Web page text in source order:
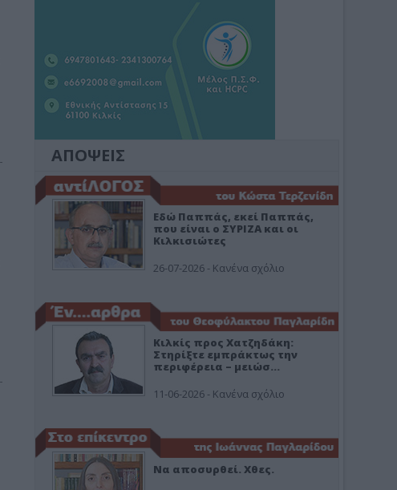
ΑΠΟΨΕΙΣ
Εδώ Παππάς, εκεί Παππάς,
που είναι ο ΣΥΡΙΖΑ και οι
Κιλκισιώτες
26-07-2026 - Κανένα σχόλιο
Κιλκίς προς Χατζηδάκη:
Στηρίξτε εμπράκτως την
περιφέρεια – μειώσ…
11-06-2026 - Κανένα σχόλιο
Να αποσυρθεί. Χθες.